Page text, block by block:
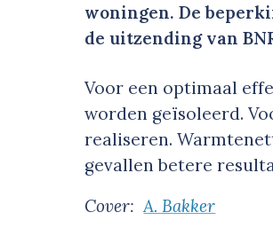
woningen. De
de uitzending van
Voor een optimaal
worden geïsoleerd.
realiseren.
gevallen betere
Cover:A. Bakker